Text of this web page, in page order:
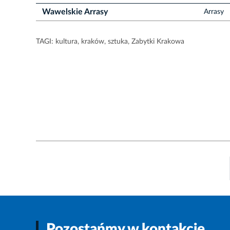
Wawelskie Arrasy Arrasy
TAGI: kultura, kraków, sztuka, Zabytki Krakowa